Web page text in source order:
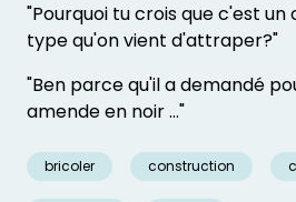
"Pourquoi tu crois que c'est un
type qu'on vient d'attraper?"
"Ben parce qu'il a demandé
amende en noir ..."
bricoler construction